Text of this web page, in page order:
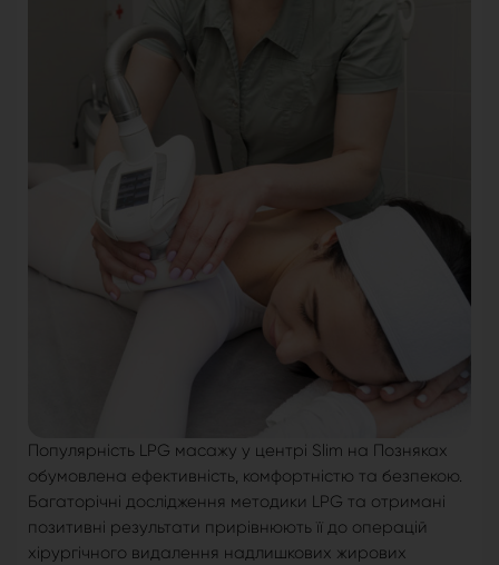
Популярність LPG масажу у центрі Slim на Позняках
обумовлена ​​ефективність, комфортністю та безпекою.
Багаторічні дослідження методики LPG та отримані
позитивні результати прирівнюють її до операцій
хірургічного видалення надлишкових жирових